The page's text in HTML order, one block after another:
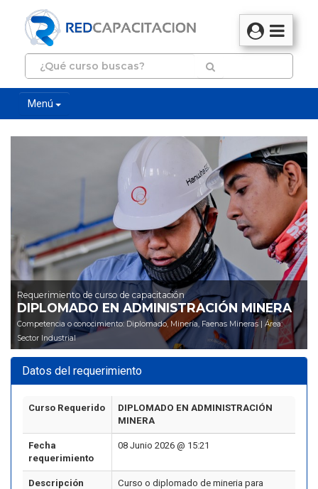
Menú
Requerimiento de curso de capacitación
DIPLOMADO EN ADMINISTRACIÓN MINERA
Competencia o conocimiento: Diplomado, Minería, Faenas Mineras | Área:
Sector Industrial
Datos del requerimiento
Curso Requerido
DIPLOMADO EN ADMINISTRACIÓN
MINERA
Fecha
requerimiento
08 Junio 2026 @ 15:21
Descripción
Curso o diplomado de mineria para